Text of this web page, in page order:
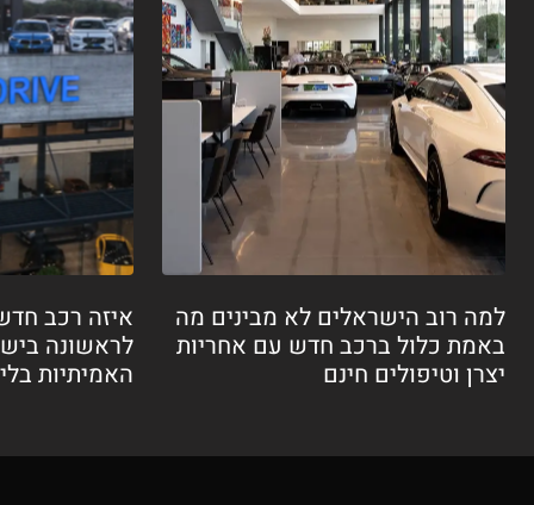
למה רוב הישראלים לא מבינים מה
באמת כלול ברכב חדש עם אחריות
יצרן וטיפולים חינם
איזה רכב
לראשונה
האמיתיות בלי